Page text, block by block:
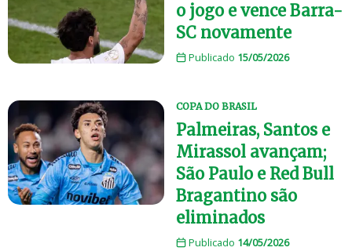
o jogo e vence Barra-
SC novamente
Publicado 15/05/2026
COPA DO BRASIL
Palmeiras, Santos e
Mirassol avançam;
São Paulo e Red Bull
Bragantino são
eliminados
Publicado 14/05/2026